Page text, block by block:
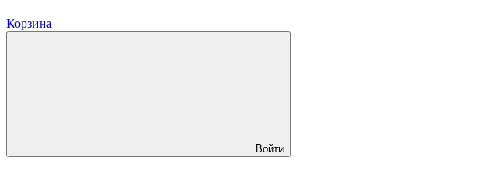
Корзина
Войти